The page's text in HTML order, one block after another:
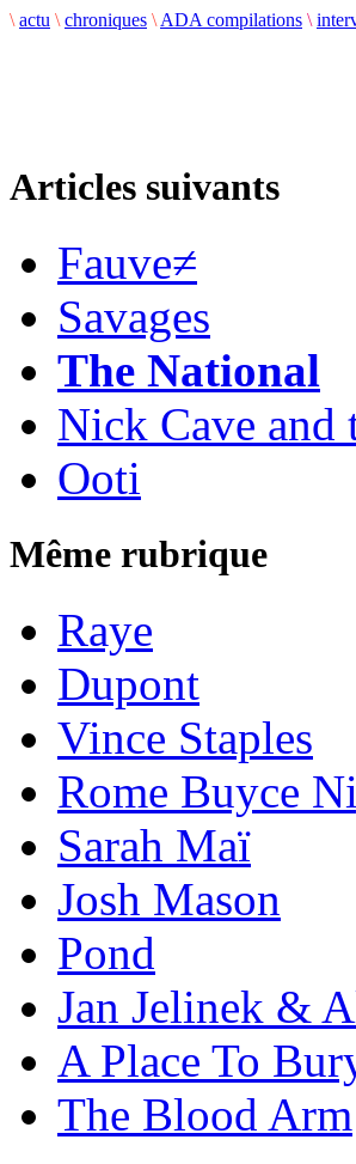
\ actu \ chroniques \ ADA compilations \
Articles suivants
Fauve≠
Savages
The National
Nick Cave and
Ooti
Même rubrique
Raye
Dupont
Vince Staples
Rome Buyce
Sarah Maï
Josh Mason
Pond
Jan Jelinek &
A Place To
The Blood Arm